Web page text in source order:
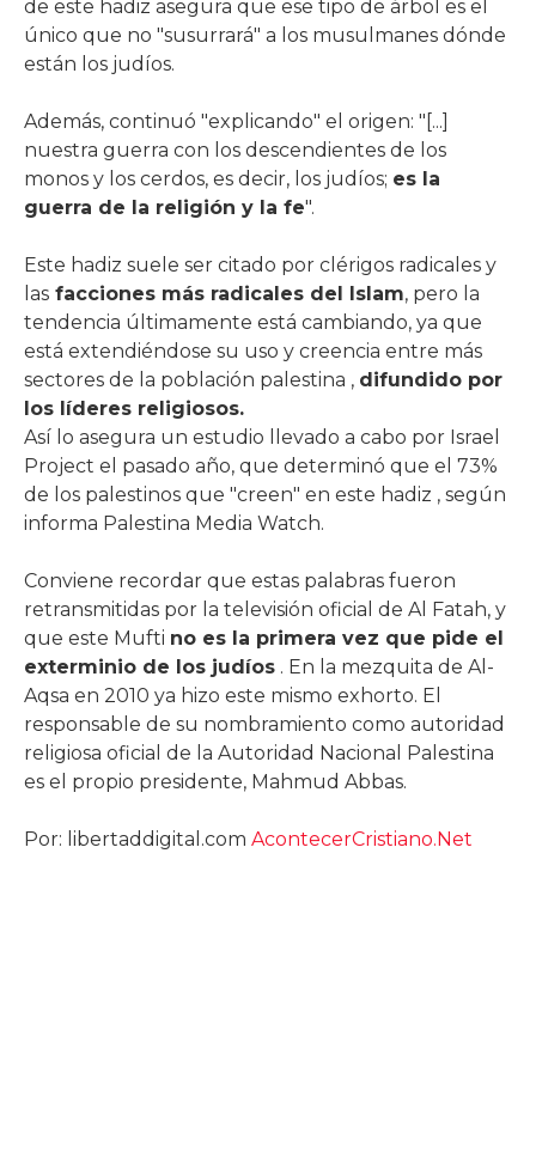
de este hadiz asegura que ese tipo de árbol es el
único que no "susurrará" a los musulmanes dónde
están los judíos.
Además, continuó "explicando" el origen: "[...]
nuestra guerra con los descendientes de los
monos y los cerdos, es decir, los judíos; es la
guerra de la religión y la fe".
Este hadiz suele ser citado por clérigos radicales y
las facciones más radicales del Islam, pero la
tendencia últimamente está cambiando, ya que
está extendiéndose su uso y creencia entre más
sectores de la población palestina , difundido por
los líderes religiosos.
Así lo asegura un estudio llevado a cabo por Israel
Project el pasado año, que determinó que el 73%
de los palestinos que "creen" en este hadiz , según
informa Palestina Media Watch.
Conviene recordar que estas palabras fueron
retransmitidas por la televisión oficial de Al Fatah, y
que este Mufti no es la primera vez que pide el
exterminio de los judíos . En la mezquita de Al-
Aqsa en 2010 ya hizo este mismo exhorto. El
responsable de su nombramiento como autoridad
religiosa oficial de la Autoridad Nacional Palestina
es el propio presidente, Mahmud Abbas.
Por: libertaddigital.com AcontecerCristiano.Net